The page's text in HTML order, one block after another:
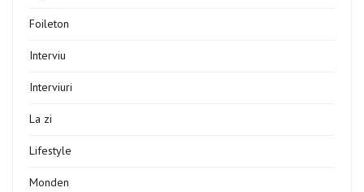
Foileton
Interviu
Interviuri
La zi
Lifestyle
Monden